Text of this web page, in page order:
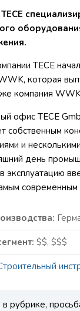
ТECE
которая
компания
офис ТЕСЕ
собственным
и
день
эксплуатацию
современным
$$, $$$